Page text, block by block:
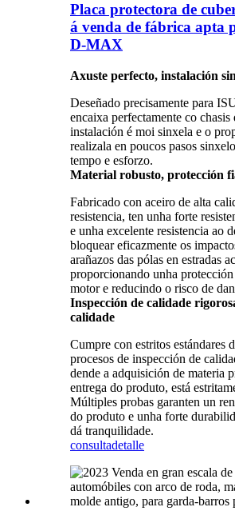
Placa protectora de
á venda de fábrica apta
D-MAX
Axuste perfecto, instalación
Deseñado precisamente para
encaixa perfectamente co
instalación é moi sinxela e o
realizala en poucos pasos
tempo e esforzo.
Material robusto, protección
Fabricado con aceiro de alta
resistencia, ten unha forte
e unha excelente resistencia ao
bloquear eficazmente os
arañazos das pólas en estradas
proporcionando unha
motor e reducindo o risco de
Inspección de calidade
calidade
Cumpre con estritos estándares
procesos de inspección de
dende a adquisición de materia
entrega do produto, está
Múltiples probas garanten un
do produto e unha forte
dá tranquilidade.
consultadetalle